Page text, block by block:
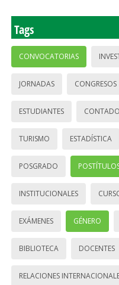
Tags
CONVOCATORIAS
JORNADAS CONGRESOS
ESTUDIANTES
TURISMO ESTADÍSTICA
POSGRADO
INSTITUCIONALES
EXÁMENES GÉNERO
BIBLIOTECA DOCENTES
RELACIONES